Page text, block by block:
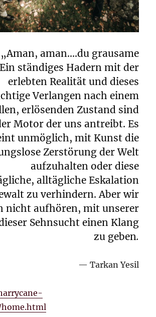
„Aman, aman….du grausame
ständiges Hadern mit der
erlebten Realität und dieses
Verlangen nach einem
erlösenden Zustand sind
Motor der uns antreibt. Es
unmöglich, mit Kunst die
Zerstörung der Welt
aufzuhalten oder diese
alltägliche Eskalation
zu verhindern. Aber wir
nicht aufhören, mit unserer
Sehnsucht einen Klang
zu geben.
Tarkan Yesil